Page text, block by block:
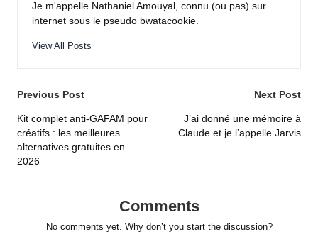
Je m'appelle Nathaniel Amouyal, connu (ou pas) sur
internet sous le pseudo bwatacookie.
View All Posts
Post
navigation
Previous Post
Kit complet anti-GAFAM pour
créatifs : les meilleures
alternatives gratuites en
2026
Next Post
J’ai donné une mémoire à
Claude et je l’appelle Jarvis
Comments
No comments yet. Why don’t you start the discussion?